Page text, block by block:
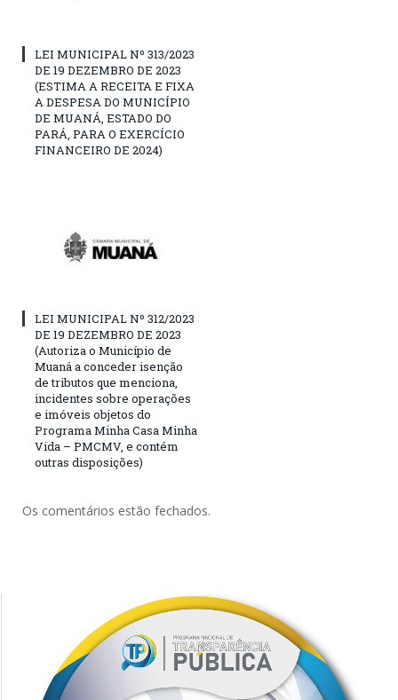
LEI MUNICIPAL Nº 313/2023
DE 19 DEZEMBRO DE 2023
(ESTIMA A RECEITA E FIXA
A DESPESA DO MUNICÍPIO
DE MUANÁ, ESTADO DO
PARÁ, PARA O EXERCÍCIO
FINANCEIRO DE 2024)
LEI MUNICIPAL Nº 312/2023
DE 19 DEZEMBRO DE 2023
(Autoriza o Município de
Muaná a conceder isenção
de tributos que menciona,
incidentes sobre operações
e imóveis objetos do
Programa Minha Casa Minha
Vida – PMCMV, e contém
outras disposições)
Os comentários estão fechados.